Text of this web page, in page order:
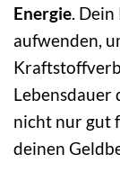
Energie.
aufwenden,
Lebensdauer
nicht nur gut
deinen